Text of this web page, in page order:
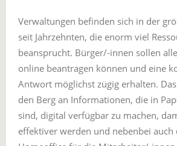
Verwaltungen befinden sich in der
seit Jahrzehnten, die enorm viel
beansprucht. Bürger/-innen sollen
online beantragen können und eine
Antwort möglichst zügig erhalten.
den Berg an Informationen, die in
sind, digital verfügbar zu machen,
effektiver werden und nebenbei auch